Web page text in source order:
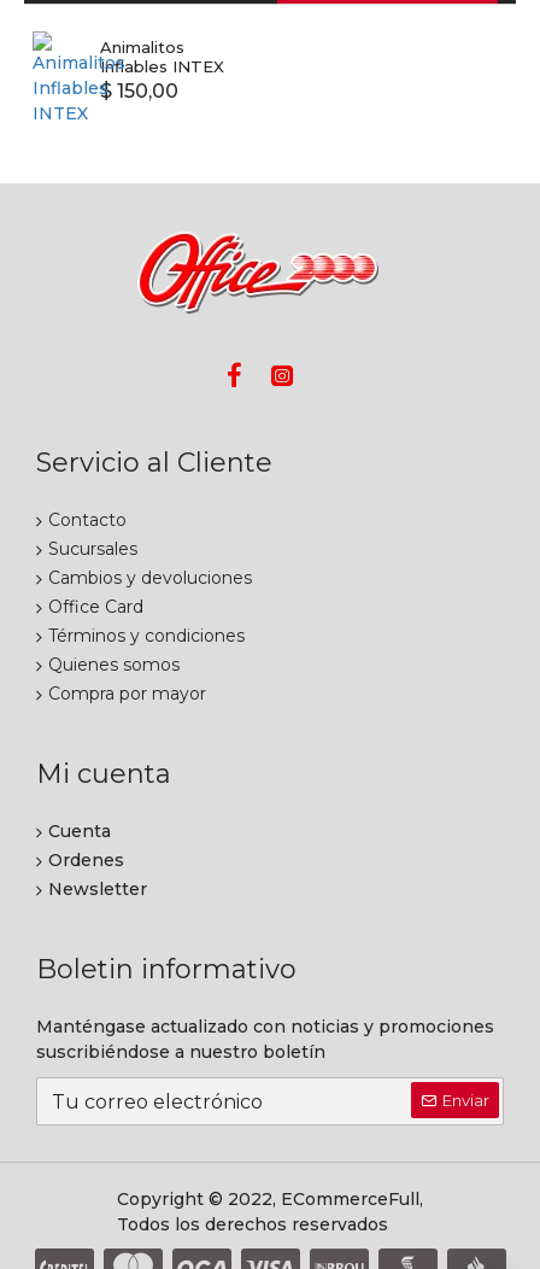
Animalitos
Inflables INTEX
$ 150,00
Servicio al Cliente
Contacto
Sucursales
Cambios y devoluciones
Office Card
Términos y condiciones
Quienes somos
Compra por mayor
Mi cuenta
Cuenta
Ordenes
Newsletter
Boletin informativo
Manténgase actualizado con noticias y promociones
suscribiéndose a nuestro boletín
Enviar
Copyright © 2022, ECommerceFull,
Todos los derechos reservados